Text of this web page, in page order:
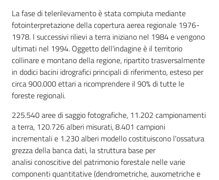
Ambiente
Novità
Servizi
La fase di telerilevamento è stata compiuta mediante
fotointerpretazione della copertura aerea regionale 1976-
1978. I successivi rilievi a terra iniziano nel 1984 e vengono
ultimati nel 1994. Oggetto dell'indagine è il territorio
collinare e montano della regione, ripartito trasversalmente
in dodici bacini idrografici principali di riferimento, esteso per
circa 900.000 ettari a ricomprendere il 90% di tutte le
foreste regionali.
225.540 aree di saggio fotografiche, 11.202 campionamenti
a terra, 120.726 alberi misurati, 8.401 campioni
incrementali e 1.230 alberi modello costituiscono l'ossatura
grezza della banca dati, la struttura base per
analisi conoscitive del patrimonio forestale nelle varie
componenti quantitative (dendrometriche, auxometriche e